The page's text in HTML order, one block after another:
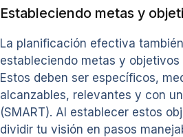
Estableciendo metas y
La planificación efectiva
estableciendo metas y objetivos
Estos deben ser específicos,
alcanzables, relevantes y con
(SMART). Al establecer estos
dividir tu visión en pasos